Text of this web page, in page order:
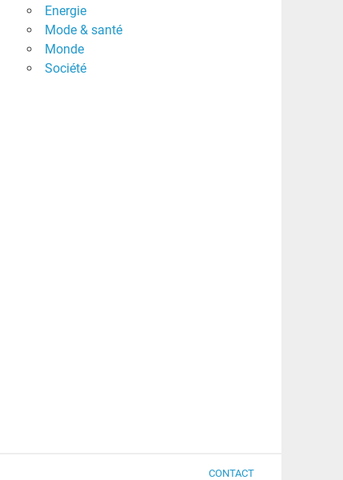
Energie
Mode & santé
Monde
Société
CONTACT